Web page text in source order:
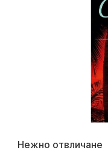
Нежно отвличане